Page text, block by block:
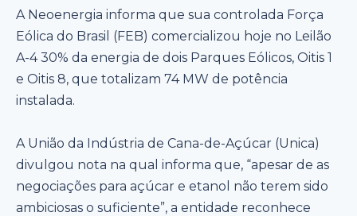
A Neoenergia informa que sua controlada Força
Eólica do Brasil (FEB) comercializou hoje no Leilão
A-4 30% da energia de dois Parques Eólicos, Oitis 1
e Oitis 8, que totalizam 74 MW de potência
instalada.
A União da Indústria de Cana-de-Açúcar (Unica)
divulgou nota na qual informa que, “apesar de as
negociações para açúcar e etanol não terem sido
ambiciosas o suficiente”, a entidade reconhece